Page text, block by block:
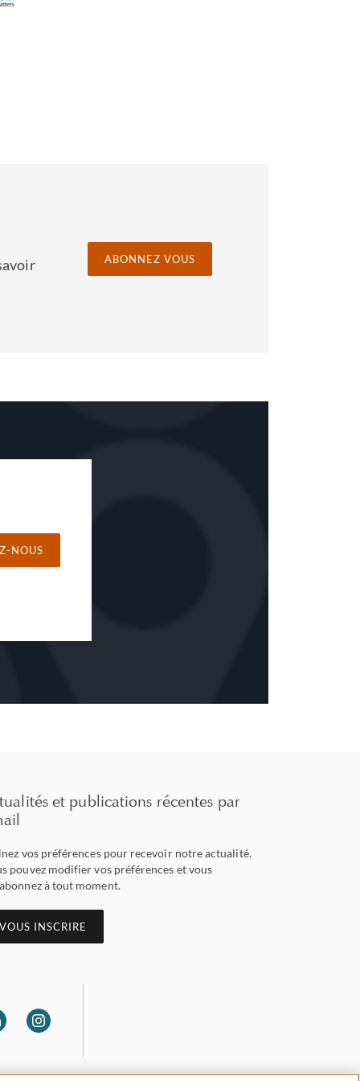
dans le cadre
d’emploi pour
ABONNEZ VOUS
NOUS
et publications récentes par
vos préférences pour recevoir notre actualité.
pouvez modifier vos préférences et vous
à tout moment.
VOUS INSCRIRE